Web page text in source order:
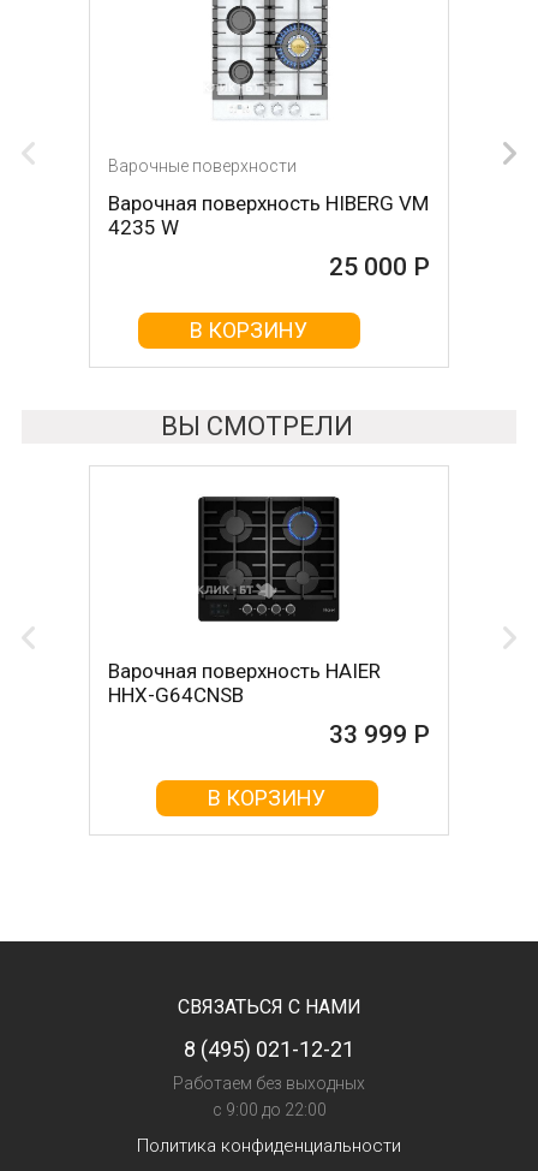
Варочные поверхности
Варочная поверхность HIBERG VM
4235 W
25 000 Р
В КОРЗИНУ
Варочные поверхности
Варочная поверхность
KUPPERSBERG fa63if01
25 000 Р
В КОРЗИНУ
ВЫ СМОТРЕЛИ
Варочная поверхность HAIER
HHX-G64CNSB
33 999 Р
В КОРЗИНУ
СВЯЗАТЬСЯ С НАМИ
8 (495) 021-12-21
Работаем без выходных
с 9:00 до 22:00
Политика конфиденциальности